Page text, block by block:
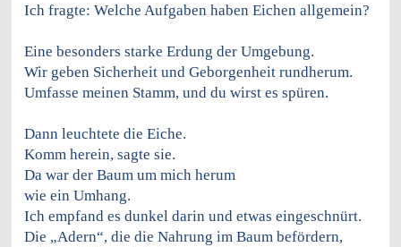
Ich fragte: Welche Aufgaben haben Eichen allgemein?
Eine besonders starke Erdung der Umgebung.
Wir geben Sicherheit und Geborgenheit rundherum.
Umfasse meinen Stamm, und du wirst es spüren.
Dann leuchtete die Eiche.
Komm herein, sagte sie.
Da war der Baum um mich herum
wie ein Umhang.
Ich empfand es dunkel darin und etwas eingeschnürt.
Die „Adern“, die die Nahrung im Baum befördern,